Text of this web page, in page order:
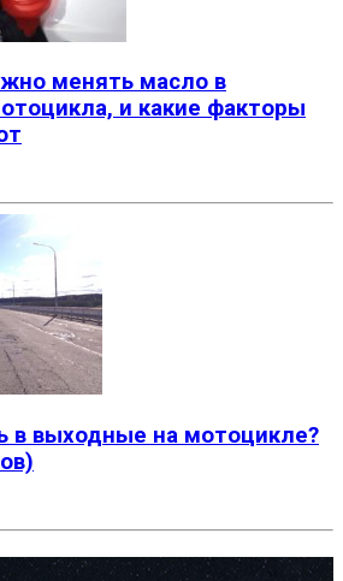
менять масло в
и какие факторы
в выходные на мотоцикле?